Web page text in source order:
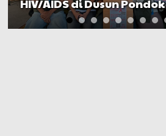
HIV/AIDS di Dusun Pondok